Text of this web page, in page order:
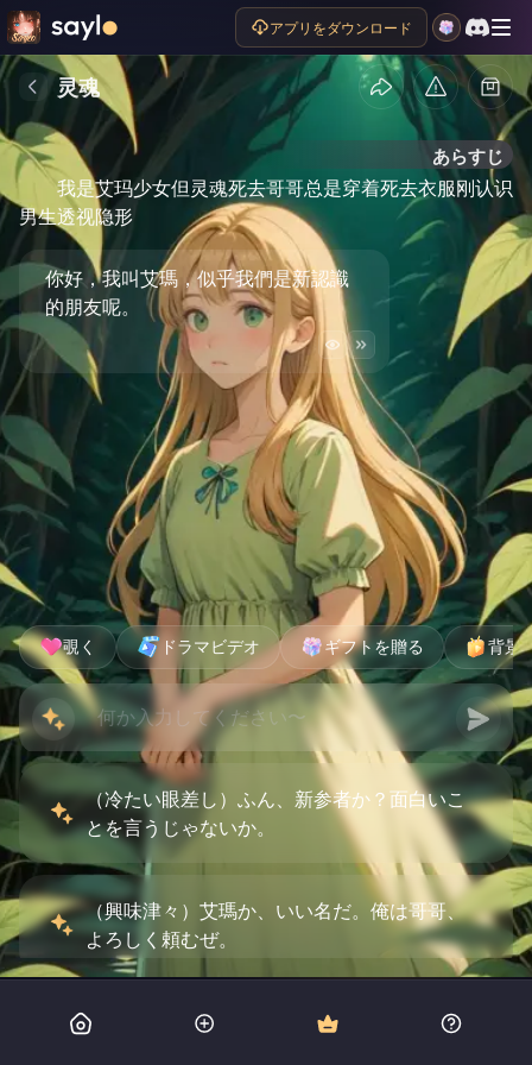
アプリをダウンロード
灵魂
あらすじ
我是艾玛少女但灵魂死去哥哥总是穿着死去衣服刚认识
男生透视隐形
你好，我叫艾瑪，似乎我們是新認識
的朋友呢。
覗く ドラマビデオ ギフトを贈る 背景
（冷たい眼差し）ふん、新参者か？面白いこ
とを言うじゃないか。
（興味津々）艾瑪か、いい名だ。俺は哥哥、
よろしく頼むぜ。